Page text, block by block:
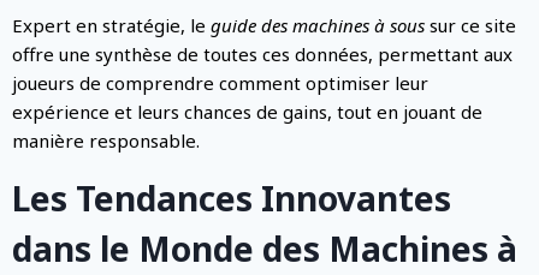
Expert en stratégie, le guide des machines à sous sur ce site
offre une synthèse de toutes ces données, permettant aux
joueurs de comprendre comment optimiser leur
expérience et leurs chances de gains, tout en jouant de
manière responsable.
Les Tendances Innovantes
dans le Monde des Machines à